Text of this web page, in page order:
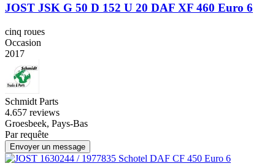
JOST JSK G 50 D 152 U 20 DAF XF 460 Euro 6
cinq roues
Occasion
2017
Schmidt Parts
4.657 reviews
Groesbeek, Pays-Bas
Par requête
Envoyer un message